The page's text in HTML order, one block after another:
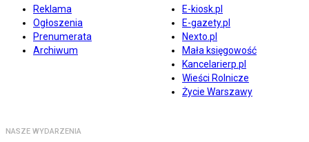
Reklama
Ogłoszenia
Prenumerata
Archiwum
E-kiosk.pl
E-gazety.pl
Nexto.pl
Mała księgowość
Kancelarierp.pl
Wieści Rolnicze
Życie Warszawy
NASZE WYDARZENIA